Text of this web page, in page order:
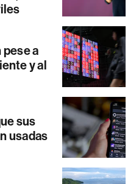
a
y al
sus
usadas